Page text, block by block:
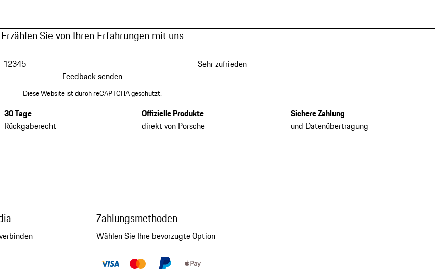
Erzählen Sie von Ihren Erfahrungen mit uns
12345
Sehr zufrieden
Feedback senden
Diese Website ist durch reCAPTCHA geschützt.
30 Tage
Rückgaberecht
Offizielle Produkte
direkt von Porsche
Sichere Zahlung
und Datenübertragung
Zahlungsmethoden
Wählen Sie Ihre bevorzugte Option